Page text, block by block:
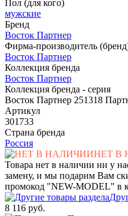
Пол (для кого)
мужские
Бренд
Восток Партнер
Фирма-производитель
Восток Партнер
Коллекция бренда
Восток Партнер
Коллекция бренда - серия
Восток Партнер 251318
Артикул
301733
Страна бренда
Россия
НЕТ В
Товара нет в наличии ни у
замену, и мы подарим Вам
промокод "NEW-MODEL" в
8 116 руб.